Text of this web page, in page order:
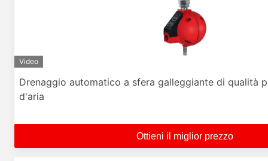
Video
Drenaggio automatico a sfera galleggiante di qualità
d'aria
Ottieni il miglior prezzo